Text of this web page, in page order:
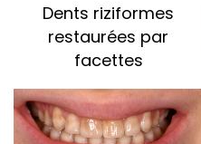
Dents riziformes
restaurées par
facettes